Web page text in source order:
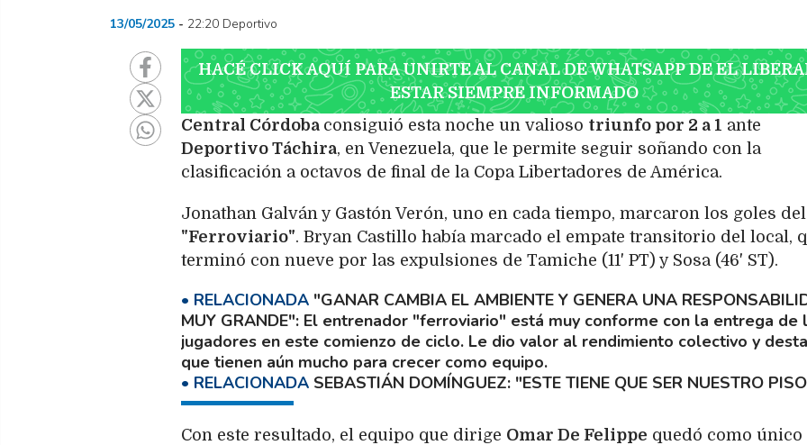
13/05/2025 22:20 Deportivo
HACÉ CLICK AQUÍ PARA UNIRTE AL CANAL DE WHATSAPP DE EL
ESTAR SIEMPRE INFORMADO
Central Córdoba consiguió esta noche un valioso triunfo por 2 a 1 ante
Deportivo Táchira, en Venezuela, que le permite seguir soñando con la
clasificación a octavos de final de la Copa Libertadores de América.
Jonathan Galván y Gastón Verón, uno en cada tiempo, marcaron los goles del
"Ferroviario". Bryan Castillo había marcado el empate transitorio del local,
terminó con nueve por las expulsiones de Tamiche (11' PT) y Sosa (46' ST).
"GANAR CAMBIA EL AMBIENTE Y GENERA UNA
MUY GRANDE" El entrenador "ferroviario" está muy conforme con la entrega de
jugadores en este comienzo de ciclo. Le dio valor al rendimiento colectivo y
que tienen aún mucho para crecer como equipo.
SEBASTIÁN DOMÍNGUEZ: "ESTE TIENE QUE SER NUESTRO
Con este resultado, el equipo que dirige Omar De Felippe quedó como